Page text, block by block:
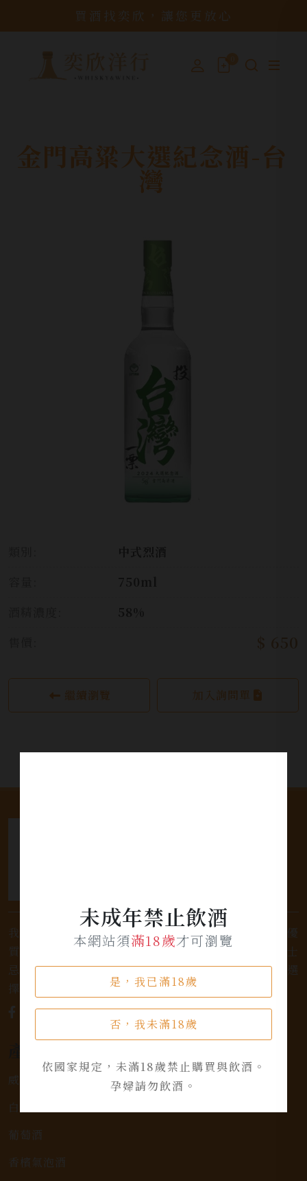
未成年禁止飲酒
本網站須滿18歲才可瀏覽
是，我已滿18歲
否，我未滿18歲
依國家規定，未滿18歲禁止購買與飲酒。
孕婦請勿飲酒。
買酒找奕欣，讓您更放心
金門高粱大選紀念酒-台
灣
繼續瀏覽 加入詢問單
我們是專業銷售威士忌及各式酒類的店家，為您提供優
質的選擇和卓越的服務。不論您是熱愛品味經典的威士
忌，或者尋求一款特殊的葡萄酒，我們都有廣泛的選
擇，滿足您的個人口味和喜好。
威士忌
白蘭地
葡萄酒
香檳氣泡酒